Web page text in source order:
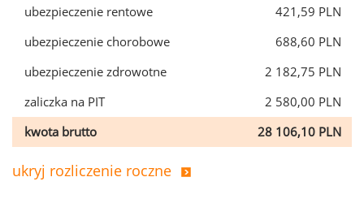
ubezpieczenie rentowe
421,59 PLN
ubezpieczenie chorobowe
688,60 PLN
ubezpieczenie zdrowotne
2 182,75 PLN
zaliczka na PIT
2 580,00 PLN
kwota brutto
28 106,10 PLN
ukryj rozliczenie roczne